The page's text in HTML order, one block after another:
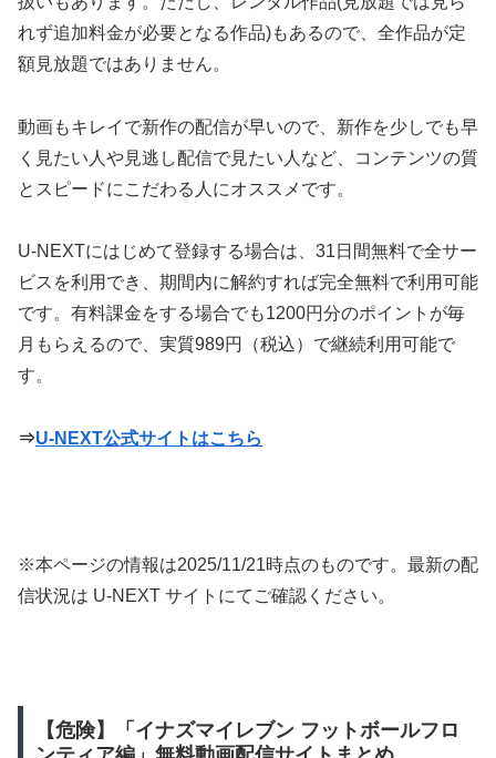
れず追加料金が必要となる作品)もあるので、全作品が定
額見放題ではありません。
動画もキレイで新作の配信が早いので、新作を少しでも早
く見たい人や見逃し配信で見たい人など、コンテンツの質
とスピードにこだわる人にオススメです。
U-NEXTにはじめて登録する場合は、31日間無料で全サー
ビスを利用でき、期間内に解約すれば完全無料で利用可能
です。有料課金をする場合でも1200円分のポイントが毎
月もらえるので、実質989円（税込）で継続利用可能で
す。
⇒U-NEXT公式サイトはこちら
※本ページの情報は2025/11/21時点のものです。最新の配
信状況は U-NEXT サイトにてご確認ください。
【危険】「イナズマイレブン フットボールフロ